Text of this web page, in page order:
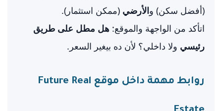
(أفضل سكن) والأرضي (ممكن استثمار).
اتأكد من الواجهة والموقع: هل مطل على طريق
رئيسي ولا داخلي؟ لأن ده بيغير السعر.
روابط مهمة داخل موقع Future Real